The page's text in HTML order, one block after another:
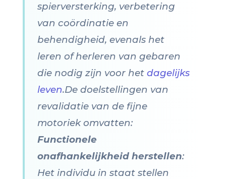
spierversterking, verbetering
van coördinatie en
behendigheid, evenals het
leren of herleren van gebaren
die nodig zijn voor het dagelijks
leven.De doelstellingen van
revalidatie van de fijne
motoriek omvatten:
Functionele
onafhankelijkheid herstellen:
Het individu in staat stellen